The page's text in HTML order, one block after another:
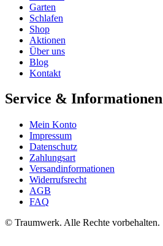
Garten
Schlafen
Shop
Aktionen
Über uns
Blog
Kontakt
Service & Informationen
Mein Konto
Impressum
Datenschutz
Zahlungsart
Versandinformationen
Widerrufsrecht
AGB
FAQ
© Traumwerk. Alle Rechte vorbehalten.